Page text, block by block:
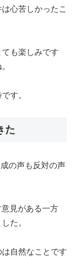
心苦しかったこ
も楽しみです
す。
た
の声も反対の声
見がある一方
た。
自然なことです